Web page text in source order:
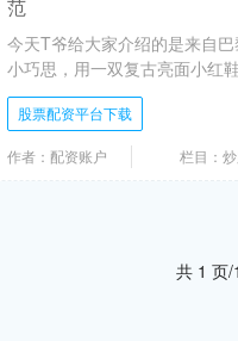
范
今天T爷给大家介绍的是来自
小巧思，用一双复古亮面小红
股票配资平台下载
作者：配资账户 栏目：
共 1 页/